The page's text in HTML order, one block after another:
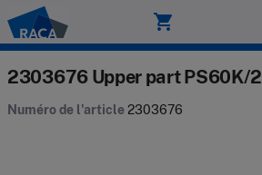
Raca shopping_cart
2303676 Upper part PS60K/2
Numéro de l'article 2303676